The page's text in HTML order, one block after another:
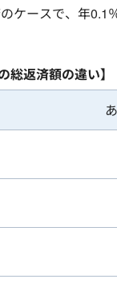
ケースで、年
総返済額の違い】